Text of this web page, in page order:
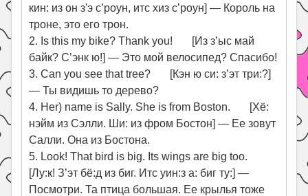
кин: из он з'э с’роун, итс хиз с’роун] — Король на
троне, это его трон.
2. Is this my bike? Thank you! [Из з’ыс май
байк? С’энк ю!] — Это мой велосипед? Спасибо!
3. Can you see that tree? [Кэн ю си: з’эт три:?]
— Ты видишь то дерево?
4. Her) name is Sally. She is from Boston. [Хё:
нэйм из Сэлли. Ши: из фром Бостон] — Ее зовут
Салли. Она из Бостона.
5. Look! That bird is big. Its wings are big too.
[Лу:к! З’эт бё:д из биг. Итс уин:з а: биг ту:] —
Посмотри. Та птица большая. Ее крылья тоже